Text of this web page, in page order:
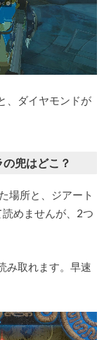
、ダイヤモンドが
兜はどこ？
場所と、ジアート
めませんが、2つ
み取れます。早速